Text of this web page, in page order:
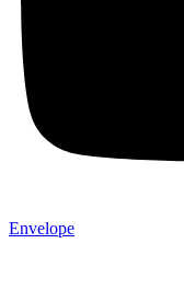
Envelope